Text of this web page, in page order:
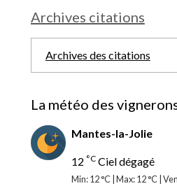
Archives citations
Archives des citations
La météo des
Mantes-la-Jolie
12 °CCiel dégagé
Min: 12 °C | Max: 12 °C |